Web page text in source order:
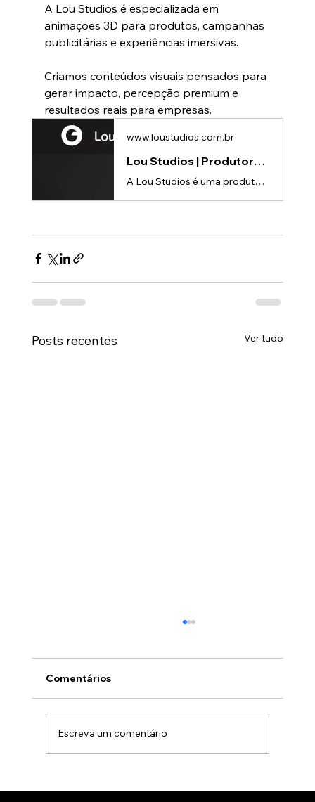
A Lou Studios é especializada em
animações 3D para produtos, campanhas
publicitárias e experiências imersivas.
Criamos conteúdos visuais pensados para
gerar impacto, percepção premium e
resultados reais para empresas.
www.loustudios.com.br
Lou Studios | Produtora de vídeos
A Lou Studios é uma produtora de vídeos, especializada em animações 3D para lançamento de produtos.
Posts recentes Ver tudo
Comentários
Escreva um comentário